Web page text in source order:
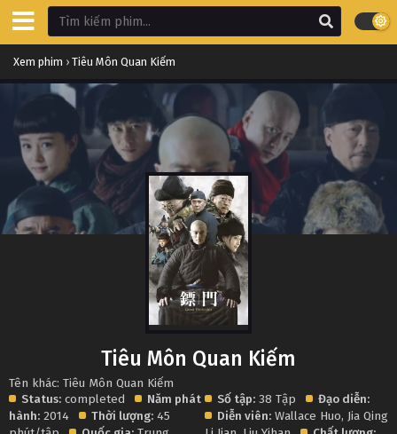
Xem phim › Tiêu Môn Quan Kiếm
Tiêu Môn Quan Kiếm
Tên khác: Tiêu Môn Quan Kiếm
Status: completed
Năm phát
hành: 2014 Thời lượng: 45
Số tập: 38 Tập
Đạo diễn:
Diễn viên: Wallace Huo, Jia Qing